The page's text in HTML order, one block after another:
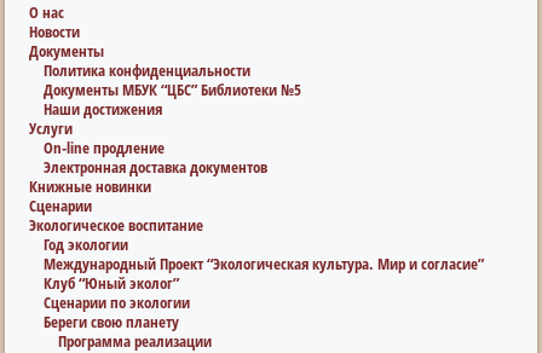
О нас
Новости
Документы
Политика конфиденциальности
Документы МБУК “ЦБС” Библиотеки №5
Наши достижения
Услуги
On-line продление
Электронная доставка документов
Книжные новинки
Сценарии
Экологическое воспитание
Год экологии
Международный Проект “Экологическая культура. Мир и согласие”
Клуб “Юный эколог”
Сценарии по экологии
Береги свою планету
Программа реализации